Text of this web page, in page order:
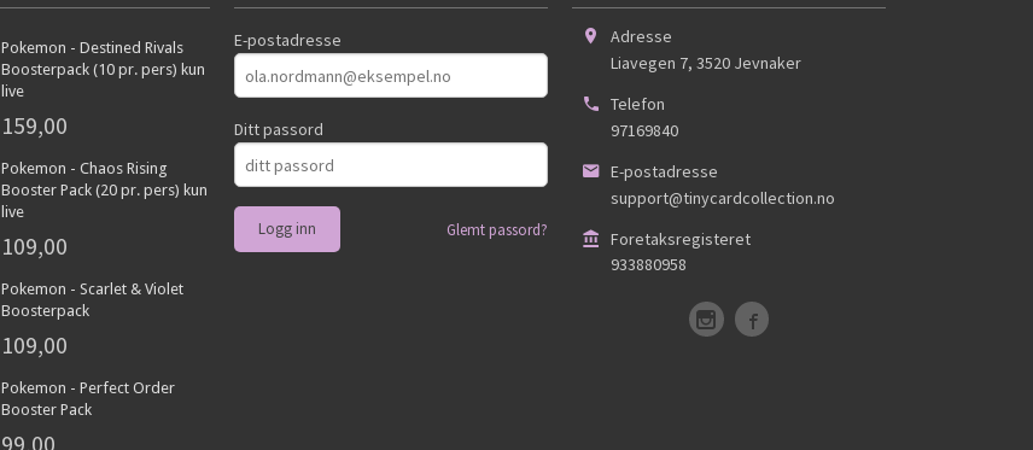
Pokemon - Destined Rivals
Boosterpack (10 pr. pers) kun
live
159,00
Pokemon - Chaos Rising
Booster Pack (20 pr. pers) kun
live
109,00
Pokemon - Scarlet & Violet
Boosterpack
109,00
Pokemon - Perfect Order
Booster Pack
99,00
E-postadresse
Ditt passord
Glemt passord?
Adresse
Liavegen 7, 3520 Jevnaker
Telefon
97169840
E-postadresse
support@tinycardcollection.no
Foretaksregisteret
933880958